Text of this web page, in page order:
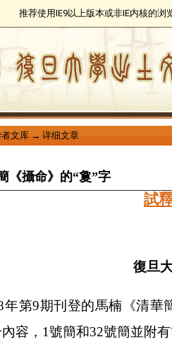
推荐使用IE9以上版本或非IE内核的浏
文库 → 详细文章
《攝命》的“敻”字
試
復旦
年第9期刊登的馬楠《清華
容， 1號簡和32號簡並附有